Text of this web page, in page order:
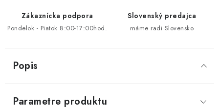
Zákaznícka podpora
Pondelok - Piatok 8:00-17:00hod.
Slovenský predajca
máme radi Slovensko
Popis
Parametre produktu